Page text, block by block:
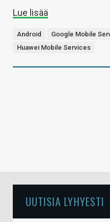
Lue lisää
Android Google Mobile
Huawei Mobile Services
UUTISIA LYHYESTI